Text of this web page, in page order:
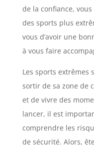
de la confiance,
des sports plus
vous d’avoir une
à vous faire
Les sports extrêmes
sortir de sa zone de
et de vivre des
lancer, il est
comprendre les
de sécurité. Alors,